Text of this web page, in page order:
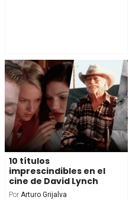
10 títulos
imprescindibles en el
cine de David Lynch
Por Arturo Grijalva